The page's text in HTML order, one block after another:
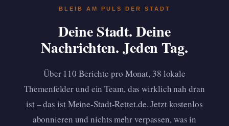
BLEIB AM PULS DER STADT
Deine Stadt. Deine
Nachrichten. Jeden Tag.
Über 110 Berichte pro Monat, 38 lokale
Themenfelder und ein Team, das wirklich nah dran
ist – das ist Meine-Stadt-Rettet.de. Jetzt kostenlos
abonnieren und nichts mehr verpassen, was in